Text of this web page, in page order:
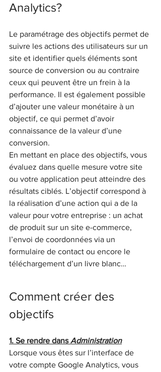
Analytics?
Le paramétrage des objectifs permet de
suivre les actions des utilisateurs sur un
site et identifier quels éléments sont
source de conversion ou au contraire
ceux qui peuvent être un frein à la
performance. Il est également possible
d’ajouter une valeur monétaire à un
objectif, ce qui permet d’avoir
connaissance de la valeur d’une
conversion.
En mettant en place des objectifs, vous
évaluez dans quelle mesure votre site
ou votre application peut atteindre des
résultats ciblés. L’objectif correspond à
la réalisation d’une action qui a de la
valeur pour votre entreprise : un achat
de produit sur un site e-commerce,
l’envoi de coordonnées via un
formulaire de contact ou encore le
téléchargement d’un livre blanc…
Comment créer des
objectifs
1. Se rendre dans Administration
Lorsque vous êtes sur l’interface de
votre compte Google Analytics, vous